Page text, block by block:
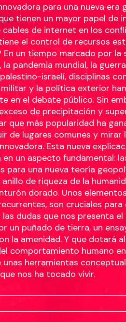
para una nueva era
tienen un mayor papel de
de internet en los
el control de recursos
En un tiempo marcado por la
la pandemia mundial, la
israelí, disciplinas
y la política exterior
en el debate público. Sin
de precipitación y
que más popularidad ha
de lugares comunes y mirar
Esta nueva
en un aspecto fundamental:
para una nueva teoría
anillo de riqueza de la
dorado. Unos
son cruciales
las dudas que nos presenta
un puñado de tierra, un
la amenidad. Y que dotará
comportamiento humano
unas herramientas
nos ha tocado vivir.